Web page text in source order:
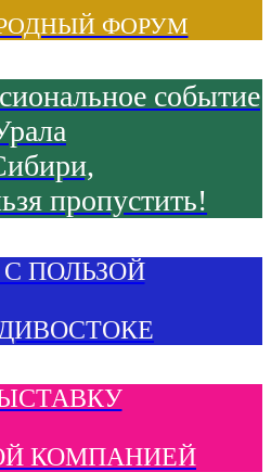
ФОРУМ
событие
пропустить!
ПОЛЬЗОЙ
КОМПАНИЕЙ